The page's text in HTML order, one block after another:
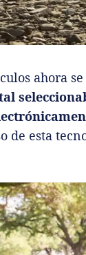
ahora
de esta